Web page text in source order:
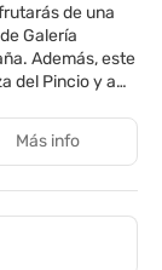
de una
Galería
del Pincio y a
como
70
gratis te
disfrutar
Más info